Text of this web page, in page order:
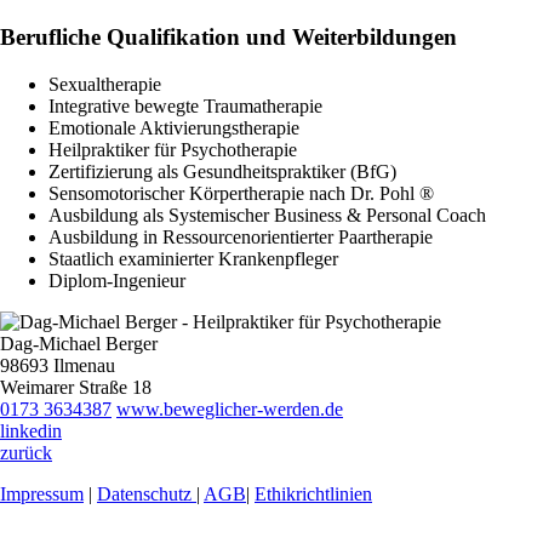
Berufliche Qualifikation und Weiterbildungen
Sexualtherapie
Integrative bewegte Traumatherapie
Emotionale Aktivierungstherapie
Heilpraktiker für Psychotherapie
Zertifizierung als Gesundheitspraktiker (BfG)
Sensomotorischer Körpertherapie nach Dr. Pohl ®
Ausbildung als Systemischer Business & Personal Coach
Ausbildung in Ressourcenorientierter Paartherapie
Staatlich examinierter Krankenpfleger
Diplom-Ingenieur
Dag-Michael Berger
98693 Ilmenau
Weimarer Straße 18
0173 3634387 www.beweglicher-werden.de
linkedin
zurück
Impressum | Datenschutz | AGB| Ethikrichtlinien